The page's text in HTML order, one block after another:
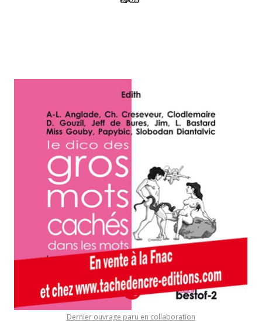
Dernier ouvrage paru en collaboration